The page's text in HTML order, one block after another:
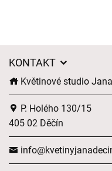
KONTAKT
Květinové studio
P. Holého 130/15
405 02 Děčín